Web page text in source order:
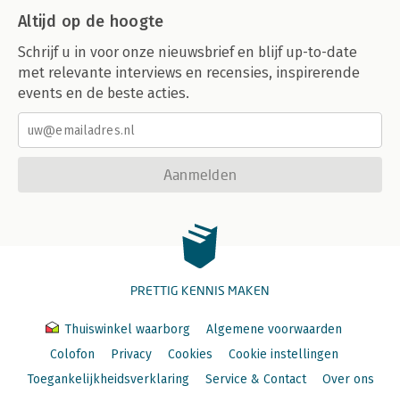
Altijd op de hoogte
Schrijf u in voor onze nieuwsbrief en blijf up-to-date
met relevante interviews en recensies, inspirerende
events en de beste acties.
Aanmelden
PRETTIG KENNIS MAKEN
Thuiswinkel waarborg
Algemene voorwaarden
Colofon
Privacy Cookies
Cookie instellingen
Toegankelijkheidsverklaring
Service & Contact Over ons